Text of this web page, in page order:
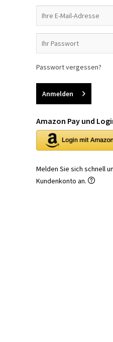
Passwort vergessen?
Anmelden
Amazon Pay und
Melden Sie sich schnell
Kundenkonto an.